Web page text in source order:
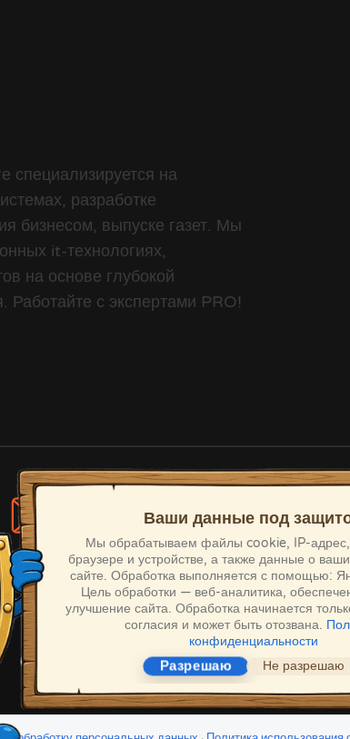
специализируется на
разработке
бизнесом, выпуске газет. Мы
it-технологиях,
на основе глубокой
Работайте с экспертами PRO!
По всем вопросам
Нам важно ваше
Мы обрабатываем файлы cookie, IP-адрес,
браузере и устройстве, а также данные о
сайте. Обработка выполняется с помощью:
Цель обработки — веб-аналитика,
улучшение сайта. Обработка начинается
согласия и может быть отозвана.
конфиденциальности
Разрешаю Не разрешаю